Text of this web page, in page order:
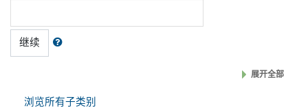
继续
展开全部
浏览所有子类别